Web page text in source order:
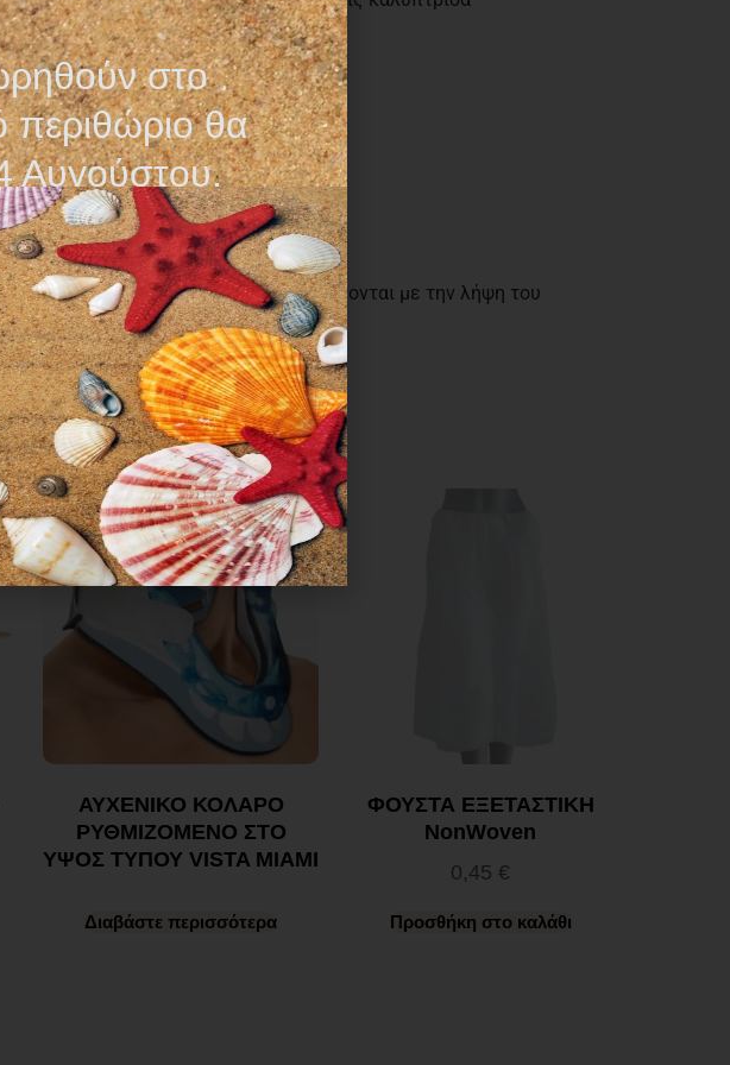
των 10 τεμαχίων.
καλάθι
των προϊόντων επιβεβαιώνονται με την λήψη του
να αλλάξουν χωρίς ειδοποίηση.
ΑΥΧΕΝΙΚΟ ΚΟΛΑΡΟ
ΡΥΘΜΙΖΟΜΕΝΟ ΣΤΟ
ΥΨΟΣ ΤΥΠΟΥ VISTA MIAMI
Διαβάστε περισσότερα
ΦΟΥΣΤΑ ΕΞΕΤΑΣΤΙΚΗ
NonWoven
0,45 €
Προσθήκη στο καλάθι
στο
περιθώριο θα
Αυγούστου.